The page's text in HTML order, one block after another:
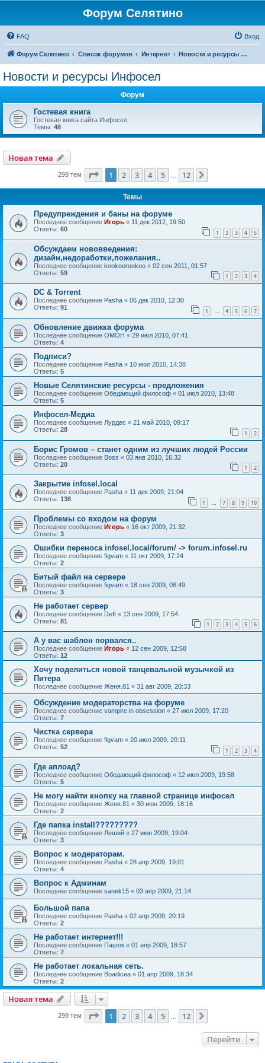
Форум Селятино
FAQ Вход
Форум Селятино Список форумов Интернет Новости и ресурсы Инфосел
Новости и ресурсы Инфосел
Форум
Гостевая книга
Гостевая книга сайта Инфосел
Темы: 48
Новая тема
299 тем Страница из 12
1 2 3 4 5 12
Темы
Предупреждения и баны на форуме
Последнее сообщение Игорь « 11 дек 2012, 19:50
Ответы: 60 1 2 3 4 5
Обсуждаем нововведения:
дизайн,недоработки,пожелания..
Последнее сообщение kookoorookoo « 02 сен 2011, 01:57
Ответы: 59 1 2 3 4
DC & Torrent
Последнее сообщение Pasha « 06 дек 2010, 12:30
Ответы: 91 1 … 4 5 6 7
Обновление движка форума
Последнее сообщение OMOH « 29 июл 2010, 07:41
Ответы: 4
Подписи?
Последнее сообщение Pasha « 10 июл 2010, 14:38
Ответы: 5
Новые Селятинские ресурсы - предложения
Последнее сообщение Обедающий философ « 01 июл 2010, 13:48
Ответы: 5
Инфосел-Медиа
Последнее сообщение Лурдес « 21 май 2010, 09:17
Ответы: 28 1 2
Борис Громов – станет одним из лучших людей России
Последнее сообщение Boss « 03 янв 2010, 16:32
Ответы: 20 1 2
Закрытие infosel.local
Последнее сообщение Pasha « 11 дек 2009, 21:04
Ответы: 138 1 … 7 8 9 10
Проблемы со входом на форум
Последнее сообщение Игорь « 16 окт 2009, 21:32
Ответы: 3
Ошибки переноса infosel.local/forum/ -> forum.infosel.ru
Последнее сообщение figvam « 11 окт 2009, 17:24
Ответы: 2
Битый файл на сервере
Последнее сообщение figvam « 18 сен 2009, 08:49
Ответы: 3
Не работает сервер
Последнее сообщение Deft « 13 сен 2009, 17:54
Ответы: 81 1 2 3 4 5 6
А у вас шаблон порвался..
Последнее сообщение Игорь « 12 сен 2009, 12:58
Ответы: 12
Хочу поделиться новой танцевальной музычкой из
Питера
Последнее сообщение Женя.81 « 31 авг 2009, 20:33
Обсуждение модераторства на форуме
Последнее сообщение vampire in obsession « 27 июл 2009, 17:20
Ответы: 7
Чистка сервера
Последнее сообщение figvam « 20 июл 2009, 20:11
Ответы: 52 1 2 3 4
Где аплоад?
Последнее сообщение Обедающий философ « 12 июл 2009, 19:58
Ответы: 5
Не могу найти кнопку на главной странице инфосел
Последнее сообщение Женя.81 « 30 июн 2009, 18:16
Ответы: 2
Где папка install?????????
Последнее сообщение Леший « 27 июн 2009, 19:04
Ответы: 3
Вопрос к модераторам.
Последнее сообщение Pasha « 28 апр 2009, 19:01
Ответы: 4
Вопрос к Админам
Последнее сообщение sanek15 « 03 апр 2009, 21:14
Большой папа
Последнее сообщение Pasha « 02 апр 2009, 20:19
Ответы: 2
Не работает интернет!!!
Последнее сообщение Пашок « 01 апр 2009, 18:57
Ответы: 7
Не работает локальная сеть.
Последнее сообщение Boadicea « 01 апр 2009, 18:34
Ответы: 2
Новая тема
299 тем Страница из 12
1 2 3 4 5 12
Перейти